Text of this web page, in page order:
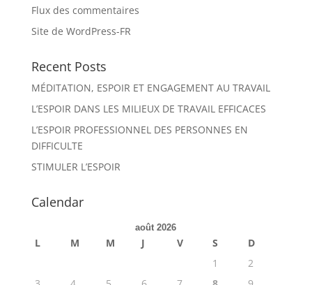
Flux des commentaires
Site de WordPress-FR
Recent Posts
MÉDITATION, ESPOIR ET ENGAGEMENT AU TRAVAIL
L’ESPOIR DANS LES MILIEUX DE TRAVAIL EFFICACES
L’ESPOIR PROFESSIONNEL DES PERSONNES EN
DIFFICULTE
STIMULER L’ESPOIR
Calendar
août 2026
L M M J V S
D
1
2